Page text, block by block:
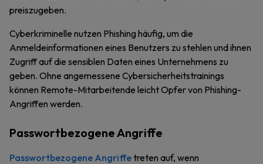
preiszugeben.
Cyberkriminelle nutzen Phishing häufig, um die
Anmeldeinformationen eines Benutzers zu stehlen und ihnen
Zugriff auf die sensiblen Daten eines Unternehmens zu
geben. Ohne angemessene Cybersicherheitstrainings
können Remote-Mitarbeitende leicht Opfer von Phishing-
Angriffen werden.
Passwortbezogene Angriffe
Passwortbezogene Angriffetreten auf, wenn